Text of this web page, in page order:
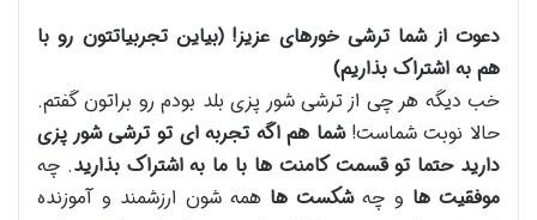
دعوت از شما ترشی خورهای عزیز! (بیاین تجربیاتتون رو با
هم به اشتراک بذاریم)
خب دیگه هر چی از ترشی شور پزی بلد بودم رو براتون گفتم.
حالا نوبت شماست!شما هم اگه تجربه ای تو ترشی شور پزی
دارید حتما تو قسمت کامنت ها با ما به اشتراک بذارید. چه
موفقیت ها و چهشکست ها همه شون ارزشمند و آموزنده